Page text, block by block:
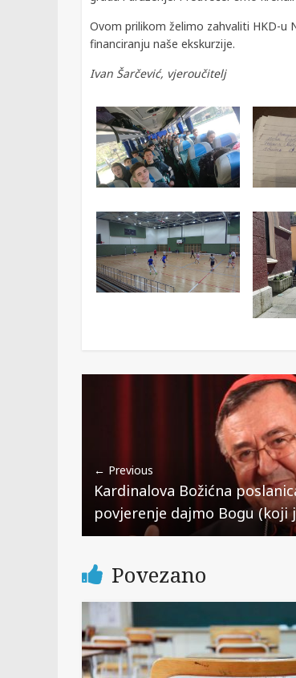
Ovom prilikom želimo zahvaliti HKD-u
financiranju naše ekskurzije.
Ivan Šarčević, vjeroučitelj
← Previous
Kardinalova Božićna
povjerenje dajmo Bogu (koji
Povezano